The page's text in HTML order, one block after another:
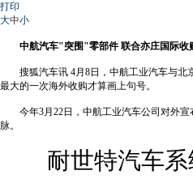
打印
大中小
中航汽车"突围"零部件 联合亦庄国际收
搜狐汽车讯 4月8日，中航工业汽车与
最大的一次海外收购才算画上句号。
今年3月22日，中航工业汽车公司对外
脉。
耐世特汽车